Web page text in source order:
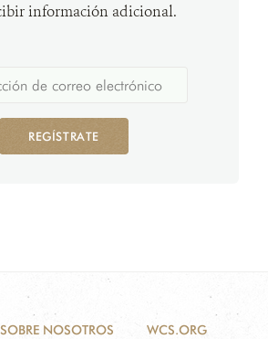
información adicional.
REGÍSTRATE
SOBRE NOSOTROS WCS.ORG